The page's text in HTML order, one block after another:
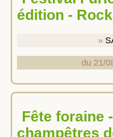
édition -
du 21/
Fête foraine - Les fêtes
champêtres